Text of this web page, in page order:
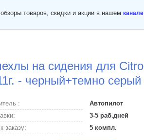
товаров, скидки и акции в нашем
на сидения для
- черный+темно серый
:
Автопилот
3-5 раб.дней
заказу:
5 компл.